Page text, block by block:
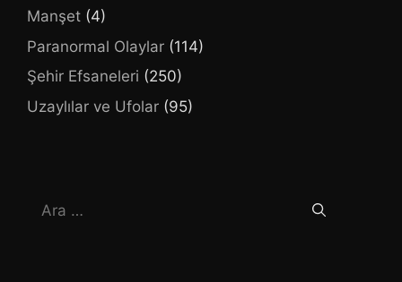
Manşet (4)
Paranormal Olaylar (114)
Şehir Efsaneleri (250)
Uzaylılar ve Ufolar (95)
ara